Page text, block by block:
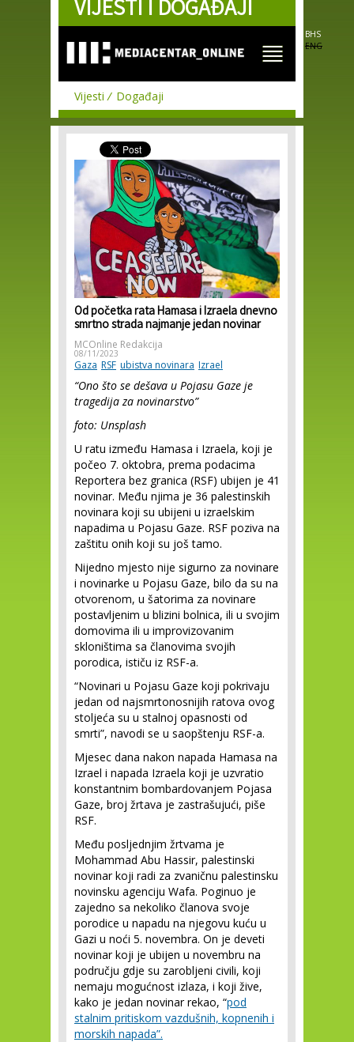
Skip to
main
VIJESTI I DOGAĐAJI
BHS
ENG
Vijesti Događaji
Od početka rata Hamasa i Izraela dnevno
smrtno strada najmanje jedan novinar
MCOnline Redakcija
08/11/2023
Gaza RSF ubistva novinara Izrael
“Ono što se dešava u Pojasu Gaze je
tragedija za novinarstvo”
foto: Unsplash
U ratu između Hamasa i Izraela, koji je
počeo 7. oktobra, prema podacima
Reportera bez granica (RSF) ubijen je 41
novinar. Među njima je 36 palestinskih
novinara koji su ubijeni u izraelskim
napadima u Pojasu Gaze. RSF poziva na
zaštitu onih koji su još tamo.
Nijedno mjesto nije sigurno za novinare
i novinarke u Pojasu Gaze, bilo da su na
otvorenom, u šatorima za novinare
postavljenim u blizini bolnica, ili u svojim
domovima ili u improvizovanim
skloništima sa članovima svojih
porodica, ističu iz RSF-a.
“Novinari u Pojasu Gaze koji pokrivaju
jedan od najsmrtonosnijih ratova ovog
stoljeća su u stalnoj opasnosti od
smrti”, navodi se u saopštenju RSF-a.
Mjesec dana nakon napada Hamasa na
Izrael i napada Izraela koji je uzvratio
konstantnim bombardovanjem Pojasa
Gaze, broj žrtava je zastrašujući, piše
RSF.
Među posljednjim žrtvama je
Mohammad Abu Hassir, palestinski
novinar koji radi za zvaničnu palestinsku
novinsku agenciju Wafa. Poginuo je
zajedno sa nekoliko članova svoje
porodice u napadu na njegovu kuću u
Gazi u noći 5. novembra. On je deveti
novinar koji je ubijen u novembru na
području gdje su zarobljeni civili, koji
nemaju mogućnost izlaza, i koji žive,
kako je jedan novinar rekao, “pod
stalnim pritiskom vazdušnih, kopnenih i
morskih napada”.